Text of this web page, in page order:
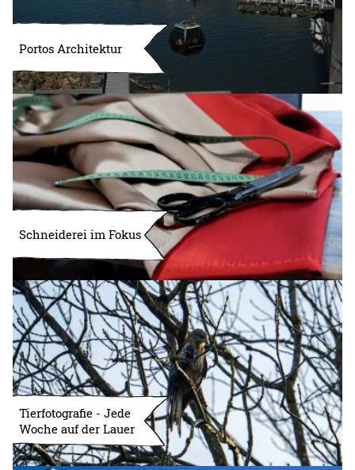
Portos Architektur
Schneiderei im Fokus
Tierfotografie - Jede
Woche auf der Lauer